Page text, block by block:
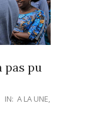
pas pu
IN: A LA UNE,